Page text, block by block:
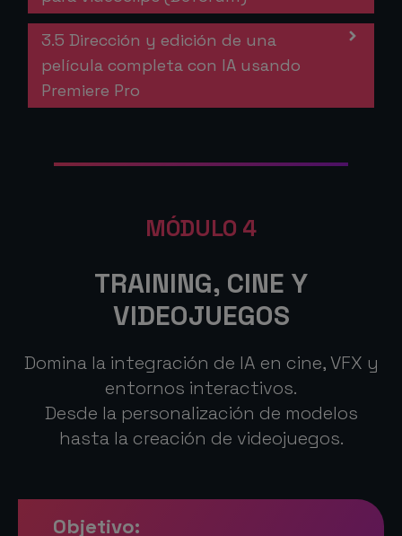
3.5 Dirección y edición de una
película completa con IA usando
Premiere Pro
MÓDULO 4
TRAINING, CINE Y
VIDEOJUEGOS
Domina la integración de IA en cine, VFX y
entornos interactivos.
Desde la personalización de modelos
hasta la creación de videojuegos.
Objetivo: